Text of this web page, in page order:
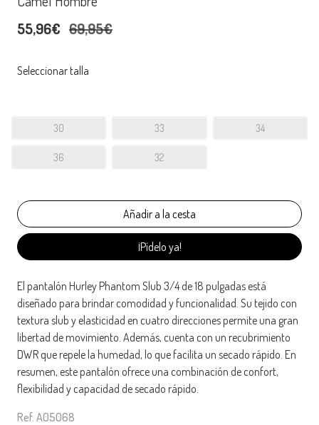
55,96€ 69,95€
Seleccionar talla
30 33 34
36 32
¡Pídelo ya!
El pantalón Hurley Phantom Slub 3/4 de 18 pulgadas está
diseñado para brindar comodidad y funcionalidad. Su tejido con
textura slub y elasticidad en cuatro direcciones permite una gran
libertad de movimiento. Además, cuenta con un recubrimiento
DWR que repele la humedad, lo que facilita un secado rápido. En
resumen, este pantalón ofrece una combinación de confort,
flexibilidad y capacidad de secado rápido.
Ref. A05068